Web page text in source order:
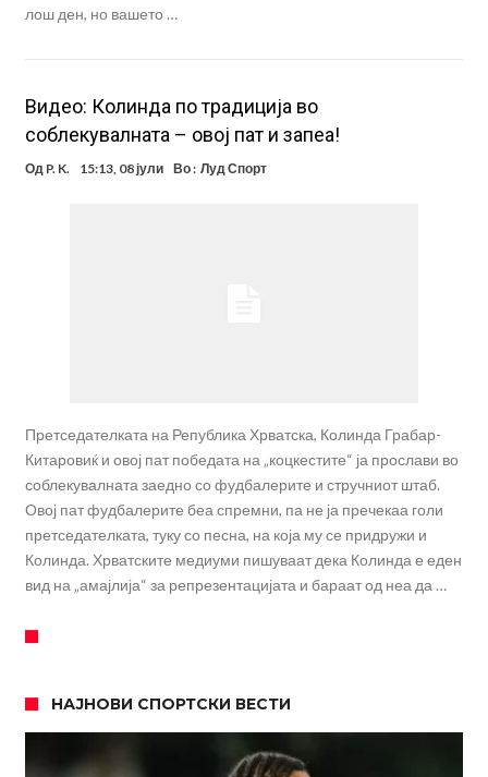
лош ден, но вашето …
Видео: Колинда по традиција во
соблекувалната – овој пат и запеа!
Од P. K. 15:13, 08 јули Во : Луд Спорт
Претседателката на Република Хрватска, Колинда Грабар-
Китаровиќ и овој пат победата на „коцкестите“ ја прослави во
соблекувалната заедно со фудбалерите и стручниот штаб.
Овој пат фудбалерите беа спремни, па не ја пречекаа голи
претседателката, туку со песна, на која му се придружи и
Колинда. Хрватските медиуми пишуваат дека Колинда е еден
вид на „амајлија“ за репрезентацијата и бараат од неа да …
НАЈНОВИ СПОРТСКИ ВЕСТИ